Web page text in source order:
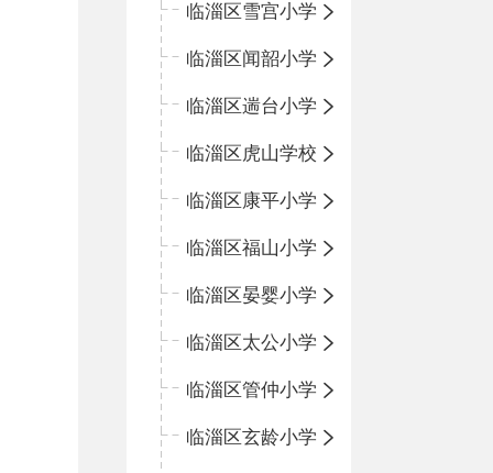
临淄区雪宫小学
临淄区闻韶小学
临淄区遄台小学
临淄区虎山学校
临淄区康平小学
临淄区福山小学
临淄区晏婴小学
临淄区太公小学
临淄区管仲小学
临淄区玄龄小学